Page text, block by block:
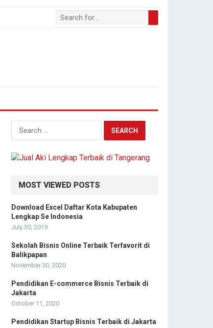
r
r
MOST VIEWED POSTS
Download Excel Daftar Kota Kabupaten
Lengkap Se Indonesia
July 30, 2019
Sekolah Bisnis Online Terbaik Terfavorit di
Balikpapan
November 30, 2020
Pendidikan E-commerce Bisnis Terbaik di
Jakarta
October 11, 2020
Pendidikan Startup Bisnis Terbaik di Jakarta